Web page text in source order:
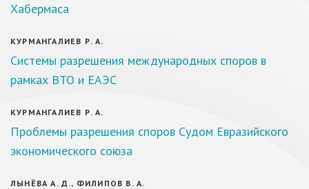
Хабермаса
КУРМАНГАЛИЕВ Р. А.
Системы разрешения международных споров в
рамках ВТО и ЕАЭС
КУРМАНГАЛИЕВ Р. А.
Проблемы разрешения споров Судом Евразийского
экономического союза
ЛЫНЁВА А. Д., ФИЛИПОВ В. А.